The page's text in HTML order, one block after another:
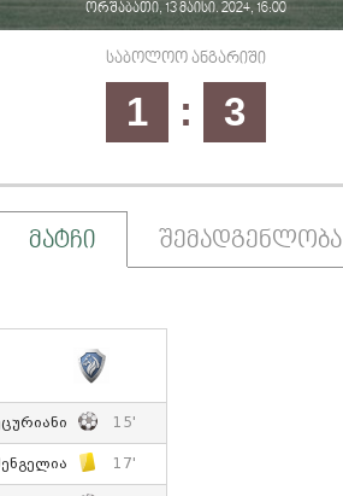
ორშაბათი, 13 მაისი. 2024, 16:00
საბოლოო ანგარიში
1 : 3
მატჩი შემადგენლობა
15'
17'